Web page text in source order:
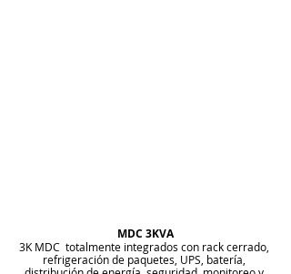
MDC 3KVA
3K MDC  totalmente integrados con rack cerrado,
refrigeración de paquetes, UPS, batería,